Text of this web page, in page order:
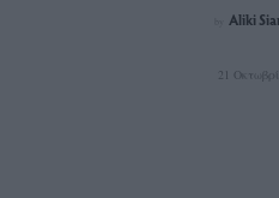
Aliki
21